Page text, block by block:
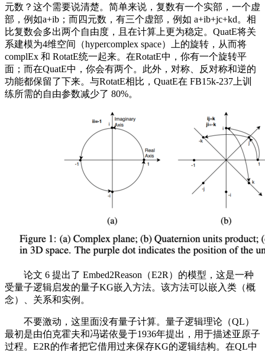
元数？这个需要说清楚。简单来说，复数有一个实部，一个虚
部，例如a+ib；而四元数，有三个虚部，例如 a+ib+jc+kd。相
比复数会多出两个自由度，且在计算上更为稳定。QuatE将关
系建模为4维空间（hypercomplex space）上的旋转，从而将
complEx 和 RotatE统一起来。在RotatE中，你有一个旋转平
面；而在QuatE中，你会有两个。此外，对称、反对称和逆的
功能都保留了下来。与RotatE相比，QuatE在 FB15k-237上训
练所需的自由参数减少了 80%。
论文 6 提出了 Embed2Reason（E2R）的模型，这是一种
受量子逻辑启发的量子KG嵌入方法。该方法可以嵌入类（概
念）、关系和实例。
不要激动，这里面没有量子计算。量子逻辑理论（QL）
最初是由伯克霍夫和冯诺依曼于1936年提出，用于描述亚原子
过程。E2R的作者把它借用过来保存KG的逻辑结构。在QL中